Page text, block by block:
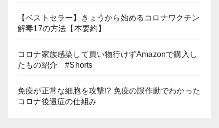
【ベストセラー】きょうから始めるコロナワクチン
解毒17の方法【本要約】
コロナ家族感染して買い物行けずAmazonで購入し
たもの紹介 #Shorts
免疫が正常な細胞を攻撃!? 免疫の誤作動でわかった
コロナ後遺症の仕組み